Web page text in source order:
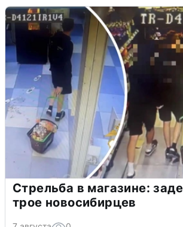
Стрельба в магазине:
трое новосибирцев